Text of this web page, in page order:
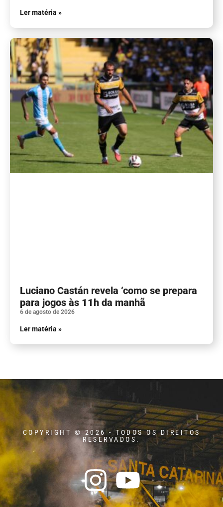
Ler matéria »
Luciano Castán revela ‘como se prepara
para jogos às 11h da manhã
6 de agosto de 2026
Ler matéria »
COPYRIGHT © 2026 - TODOS OS DIREITOS
RESERVADOS.